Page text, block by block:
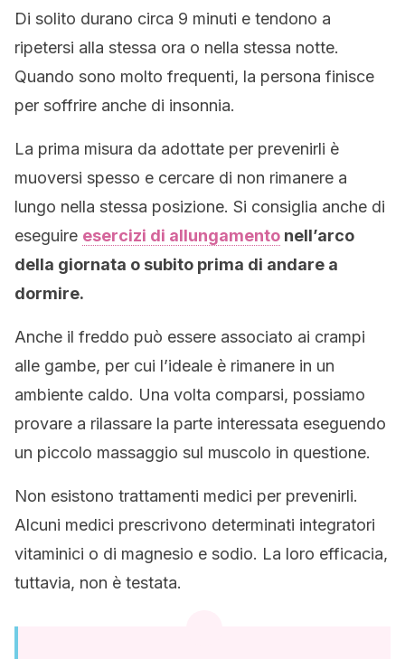
Di solito durano circa 9 minuti e tendono a
ripetersi alla stessa ora o nella stessa notte.
Quando sono molto frequenti, la persona finisce
per soffrire anche di insonnia.
La prima misura da adottate per prevenirli è
muoversi spesso e cercare di non rimanere a
lungo nella stessa posizione. Si consiglia anche di
eseguire esercizi di allungamento nell’arco
della giornata o subito prima di andare a
dormire.
Anche il freddo può essere associato ai crampi
alle gambe, per cui l’ideale è rimanere in un
ambiente caldo. Una volta comparsi, possiamo
provare a rilassare la parte interessata eseguendo
un piccolo massaggio sul muscolo in questione.
Non esistono trattamenti medici per prevenirli.
Alcuni medici prescrivono determinati integratori
vitaminici o di magnesio e sodio. La loro efficacia,
tuttavia, non è testata.